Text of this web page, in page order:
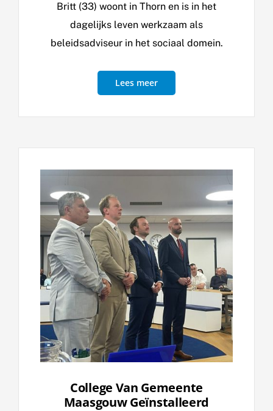
Britt (33) woont in Thorn en is in het
dagelijks leven werkzaam als
beleidsadviseur in het sociaal domein.
Lees meer
College Van Gemeente
Maasgouw Geïnstalleerd